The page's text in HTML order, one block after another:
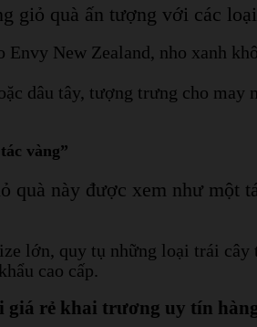
giỏ quà ấn tượng với các
New Zealand, nho xanh
dâu tây, tượng trưng cho
vàng”
quà này được xem như một
lớn, quy tụ những loại trái
cao cấp.
rẻ khai trương uy tín